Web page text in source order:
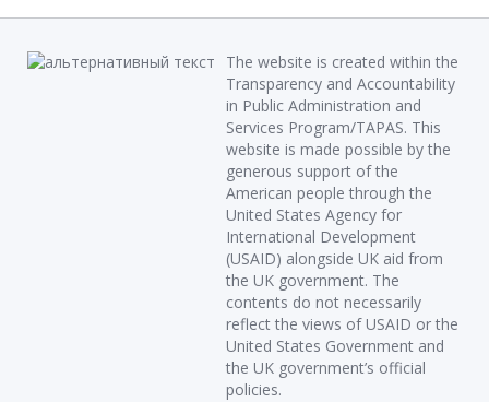
The website is created within the
Transparency and Accountability
in Public Administration and
Services Program/TAPAS. This
website is made possible by the
generous support of the
American people through the
United States Agency for
International Development
(USAID) alongside UK aid from
the UK government. The
contents do not necessarily
reflect the views of USAID or the
United States Government and
the UK government’s official
policies.